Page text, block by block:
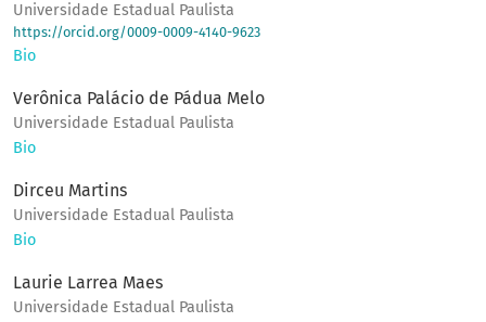
Universidade Estadual Paulista
https://orcid.org/0009-0009-4140-9623
Bio
Verônica Palácio de Pádua Melo
Universidade Estadual Paulista
Bio
Dirceu Martins
Universidade Estadual Paulista
Bio
Laurie Larrea Maes
Universidade Estadual Paulista